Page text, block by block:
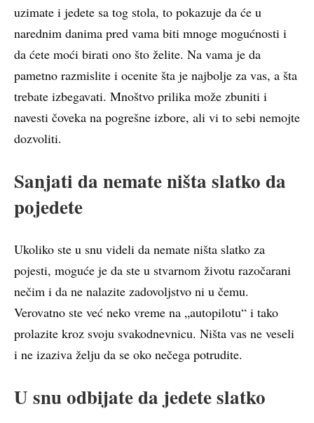
uzimate i jedete sa tog stola, to pokazuje da će u
narednim danima pred vama biti mnoge mogućnosti i
da ćete moći birati ono što želite. Na vama je da
pametno razmislite i ocenite šta je najbolje za vas, a šta
trebate izbegavati. Mnoštvo prilika može zbuniti i
navesti čoveka na pogrešne izbore, ali vi to sebi nemojte
dozvoliti.
Sanjati da nemate ništa slatko da
pojedete
Ukoliko ste u snu videli da nemate ništa slatko za
pojesti, moguće je da ste u stvarnom životu razočarani
nečim i da ne nalazite zadovoljstvo ni u čemu.
Verovatno ste već neko vreme na „autopilotu“ i tako
prolazite kroz svoju svakodnevnicu. Ništa vas ne veseli
i ne izaziva želju da se oko nečega potrudite.
U snu odbijate da jedete slatko